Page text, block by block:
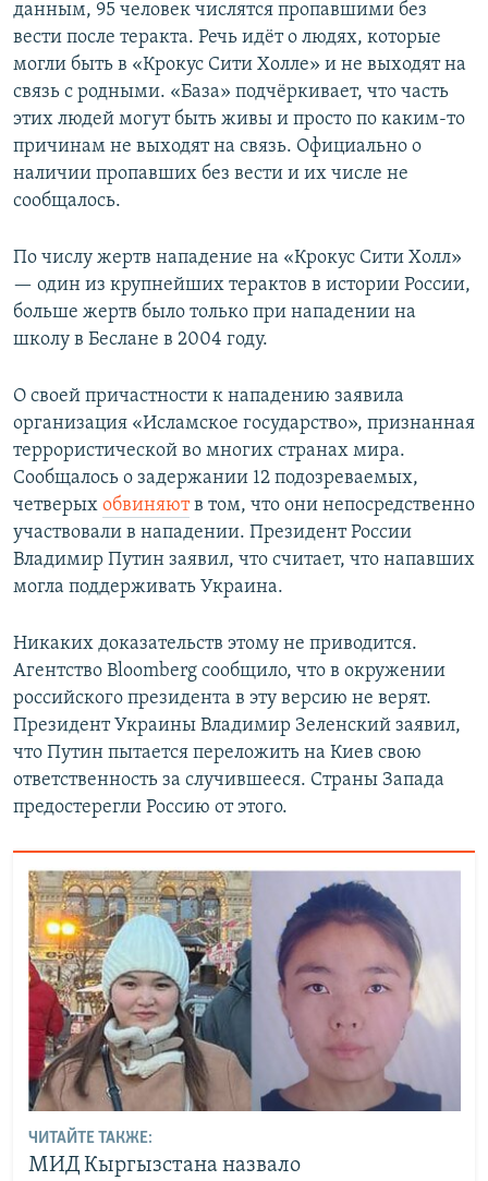
данным, 95 человек числятся пропавшими без
вести после теракта. Речь идёт о людях, которые
могли быть в «Крокус Сити Холле» и не выходят на
связь с родными. «База» подчёркивает, что часть
этих людей могут быть живы и просто по каким-то
причинам не выходят на связь. Официально о
наличии пропавших без вести и их числе не
сообщалось.
По числу жертв нападение на «Крокус Сити Холл»
— один из крупнейших терактов в истории России,
больше жертв было только при нападении на
школу в Беслане в 2004 году.
О своей причастности к нападению заявила
организация «Исламское государство», признанная
террористической во многих странах мира.
Сообщалось о задержании 12 подозреваемых,
четверых обвиняютв том, что они непосредственно
участвовали в нападении. Президент России
Владимир Путин заявил, что считает, что напавших
могла поддерживать Украина.
Никаких доказательств этому не приводится.
Агентство Bloomberg сообщило, что в окружении
российского президента в эту версию не верят.
Президент Украины Владимир Зеленский заявил,
что Путин пытается переложить на Киев свою
ответственность за случившееся. Страны Запада
предостерегли Россию от этого.
ЧИТАЙТЕ ТАКЖЕ:
МИД Кыргызстана назвало